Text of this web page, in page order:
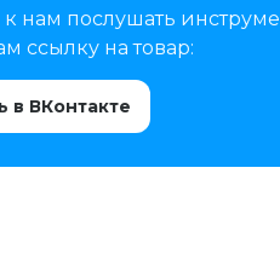
нам послушать
ссылку на товар:
в ВКонтакте